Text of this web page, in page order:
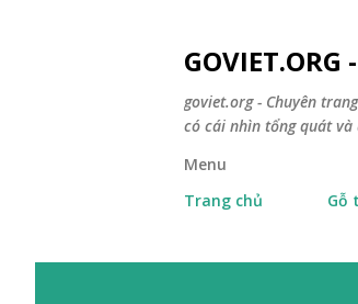
goviet.org - Chuyên
có cái nhìn tổng quát và
Menu
Trang chủ
Gỗ